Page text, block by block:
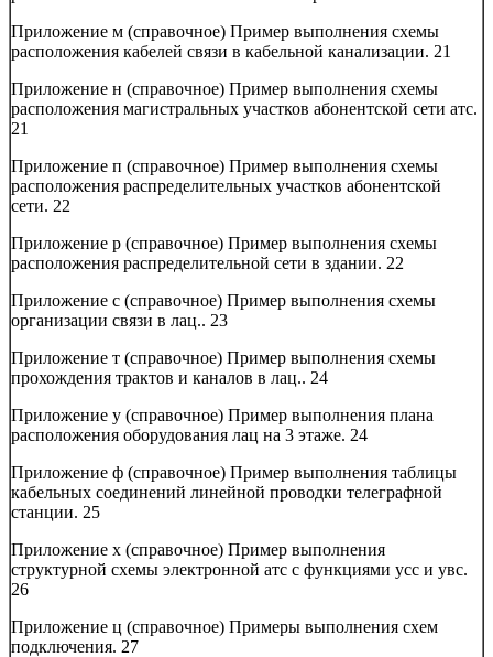
Приложение м (справочное) Пример выполнения схемы
расположения кабелей связи в кабельной канализации. 21
Приложение н (справочное) Пример выполнения схемы
расположения магистральных участков абонентской сети атс.
21
Приложение п (справочное) Пример выполнения схемы
расположения распределительных участков абонентской
сети. 22
Приложение р (справочное) Пример выполнения схемы
расположения распределительной сети в здании. 22
Приложение с (справочное) Пример выполнения схемы
организации связи в лац.. 23
Приложение т (справочное) Пример выполнения схемы
прохождения трактов и каналов в лац.. 24
Приложение у (справочное) Пример выполнения плана
расположения оборудования лац на 3 этаже. 24
Приложение ф (справочное) Пример выполнения таблицы
кабельных соединений линейной проводки телеграфной
станции. 25
Приложение x (справочное) Пример выполнения
структурной схемы электронной атс с функциями усс и увс.
26
Приложение ц (справочное) Примеры выполнения схем
подключения. 27